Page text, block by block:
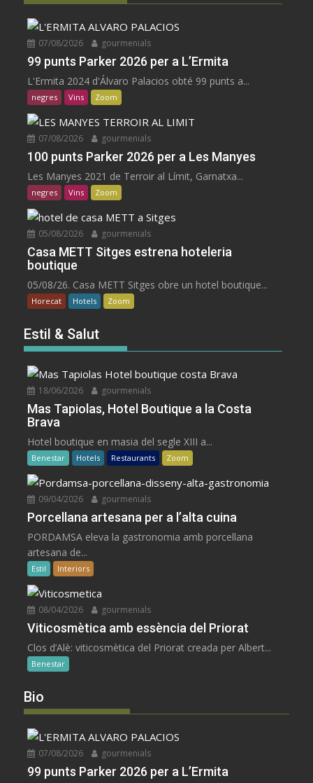
07/08/2026 gourmenials
99 punts Parker 2026 per a L’Ermita
L'Ermita 2024 d'Álvaro Palacios obté 99 punts a...
negres Vins Zoom
07/08/2026 gourmenials
100 punts Parker 2026 per a Les Manyes
Les Manyes 2021 de Terroir al Límit, Garnatxa...
negres Vins Zoom
05/08/2026 gourmenials
Casa METT Sitges estrena hoteleria
boutique
05/08/26. Casa METT Sitges obre un hotel boutique...
Horecat Hotels Zoom
Estil & Salut
18/06/2026 gourmenials
Mas Tapiolas, Hotel Boutique a la Costa
Brava
Hotel boutique en masia del segle XIII a...
Benestar Hotels Restaurants Zoom
09/04/2026 gourmenials
Porcellana artesana per a l’alta cuina
PORDAMSA eleva la gastronomia amb porcellana
artesana de...
Estil Interiors
08/04/2026 gourmenials
Viticosmètica amb essència del Priorat
Clos d’Alè: viticosmètica del Priorat creada per Albert...
Benestar
Bio
07/08/2026 gourmenials
99 punts Parker 2026 per a L’Ermita